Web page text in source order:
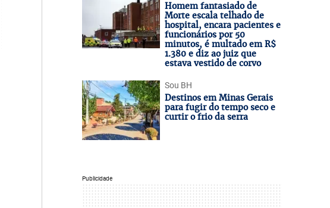
Homem fantasiado de
Morte escala telhado de
hospital, encara pacientes e
funcionários por 50
minutos, é multado em R$
1.380 e diz ao juiz que
estava vestido de corvo
Sou BH
Destinos em Minas Gerais
para fugir do tempo seco e
curtir o frio da serra
Publicidade